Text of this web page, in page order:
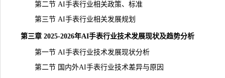
第二节 AI手表行业相关政策、标准
第三节 AI手表行业相关发展规划
第三章 2025-2026年AI手表行业技术发展现状及趋势分析
第一节 AI手表行业技术发展现状分析
第二节 国内外AI手表行业技术差异与原因